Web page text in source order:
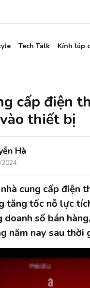
Tech Talk Kính lúp
cấp điện
thiết bị
Hà
nhà cung cấp điện
tăng tốc nỗ lực
doanh số bán
năm nay sau thời